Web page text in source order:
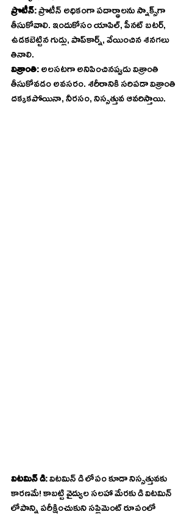
ప్రొటీన్‌: ప్రొటీన్‌ అధికంగా పదార్థాలను స్నాక్స్‌గా
తీసుకోవాలి. ఇందుకోసం యాపిల్‌, పీనట్‌ బటర్‌,
ఉడకబెట్టిన గుడ్లు, పాప్‌కార్న్‌, వేయించిన శనగలు
తినాలి.
విశ్రాంతి: అలసటగా అనిపించినప్పుడు విశ్రాంతి
తీసుకోవడం అవసరం. శరీరానికి సరిపడా విశ్రాంతి
దక్కకపోయినా, నీరసం, నిస్సత్తువ ఆవరిస్తాయి.
విటమిన్‌ డి: విటమిన్‌ డి లోపం కూడా నిస్సత్తువకు
కారణమే! కాబట్టి వైద్యుల సలహా మేరకు డి విటమిన్‌
లోపాన్ని పరీక్షించుకుని సప్లిమెంట్‌ రూపంలో